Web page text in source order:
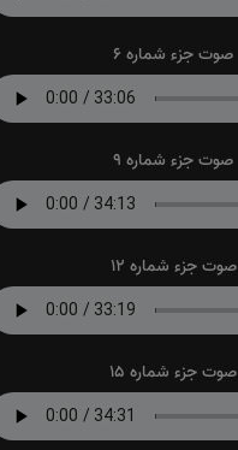
صوت جزء شماره 6
صوت جزء شماره 9
صوت جزء شماره 12
صوت جزء شماره 15